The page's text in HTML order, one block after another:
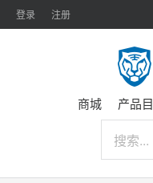
登录 注册
商城 产品